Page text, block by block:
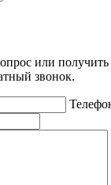
или
звонок.